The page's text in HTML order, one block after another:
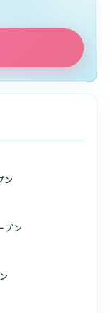
ン
プン